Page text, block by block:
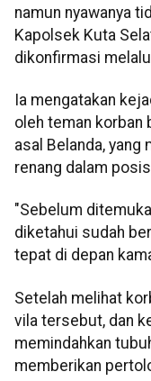
namun nyawanya
Kapolsek Kuta
dikonfirmasi
Ia mengatakan
oleh teman korban
asal Belanda, yang
renang dalam
"Sebelum
diketahui sudah
tepat di depan
Setelah melihat
vila tersebut, dan
memindahkan
memberikan